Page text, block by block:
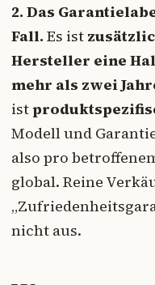
2. Das
Fall. Es ist
Hersteller eine
mehr als zwei
ist
Modell und
also pro
global. Reine
nicht aus.